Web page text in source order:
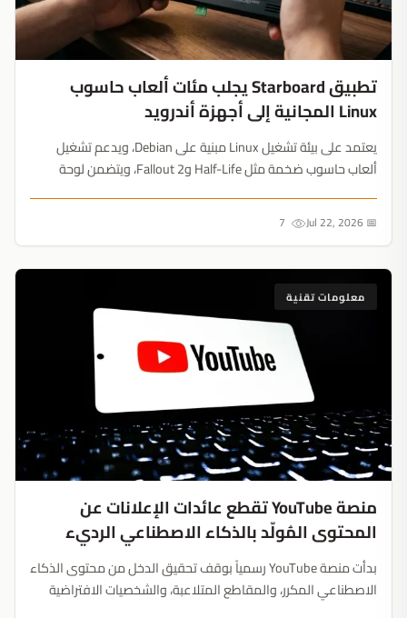
تطبيق Starboard يجلب مئات ألعاب حاسوب
Linux المجانية إلى أجهزة أندرويد
يعتمد على بيئة تشغيل Linux مبنية على Debian، ويدعم تشغيل
ألعاب حاسوب ضخمة مثل Half-Life وFallout 2، ويتضمن لوحة
📅 Jul 22, 2026
معلومات تقنية
منصة YouTube تقطع عائدات الإعلانات عن
المحتوى المُولّد بالذكاء الاصطناعي الرديء
بدأت منصة YouTube رسمياً بوقف تحقيق الدخل من محتوى الذكاء
الاصطناعي المكرر، والمقاطع المتلاعبة، والشخصيات الافتراضية